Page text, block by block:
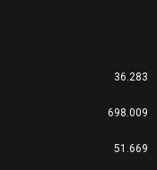
36.283
698.009
51.669